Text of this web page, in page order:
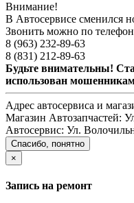
Внимание!
В Автосервисе сменился
Звонить можно по
8 (963) 232-89-63
8 (831) 212-89-63
Будьте внимательны!
использован
Адрес автосервиса и
Магазин Автозапчастей:
Автосервис: Ул.
Спасибо, понятно
×
Запись на ремонт